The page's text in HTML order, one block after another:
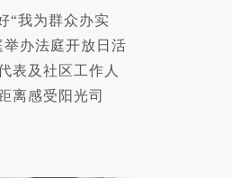
“我为群众办实
办法庭开放日活
表及社区工作人
离感受阳光司